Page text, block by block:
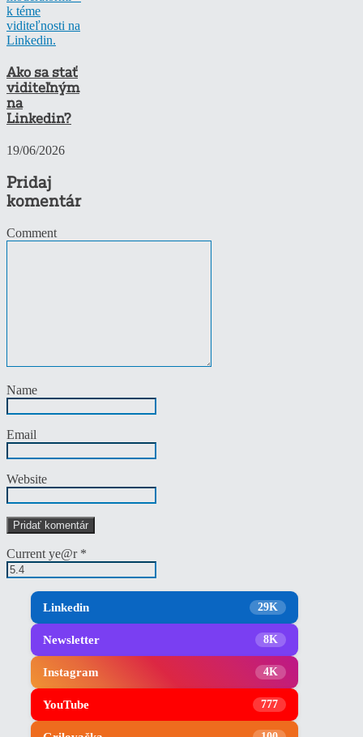
Ako sa stať
viditeľným
na
Linkedin?
19/06/2026
Pridaj
komentár
Comment
Name
Email
Website
Current ye@r *
Linkedin 29K
Newsletter 8K
Instagram 4K
YouTube 777